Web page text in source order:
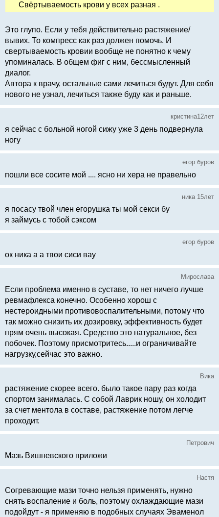
Свёртываемость крови у всех разная .
Это глупо. Если у тебя действительно растяжение/
вывих. То компресс как раз должен помочь. И
свертываемость кровии вообще не понятно к чему
упоминалась. В общем фиг с ним, бессмысленный
диалог.
Автора к врачу, остальные сами лечиться будут. Для себя
нового не узнал, лечиться также буду как и раньше.
кристина12лет
я сейчас с больной ногой сижу уже 3 день подвернула
ногу
егор буров
пошли все сосите мой .... ясно ни хера не правельно
ника 15лет
я посасу твой член егорушка ты мой секси бу
я займусь с тобой сэксом
егор буров
ок ника а а твои сиси вау
Мирослава
Если проблема именно в суставе, то нет ничего лучше
ревмафлекса конечно. Особенно хорош с
нестероидными противовоспалительными, потому что
так можно снизить их дозировку, эффективность будет
прям очень высокая. Средство это натуральное, без
побочек. Поэтому присмотритесь.....и ограничивайте
нагрузку,сейчас это важно.
Вика
растяжение скорее всего. было такое пару раз когда
спортом занималась. С собой Лаврик ношу, он холодит
за счет ментола в составе, растяжение потом легче
проходит.
Петрович
Мазь Вишневского приложи
Настя
Согревающие мази точно нельзя применять, нужно
снять воспаление и боль, поэтому охлаждающие мази
подойдут - я применяю в подобных случаях Эваменол